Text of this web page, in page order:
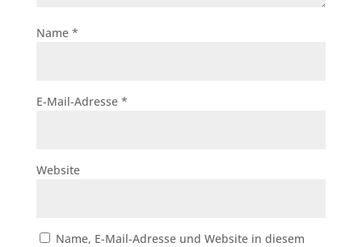
Name *
E-Mail-Adresse *
Website
Name, E-Mail-Adresse und Website in diesem